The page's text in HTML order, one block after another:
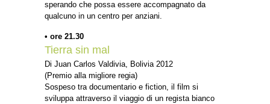
sperando che possa essere accompagnato da
qualcuno in un centro per anziani.
• ore 21.30
Tierra sin mal
Di Juan Carlos Valdivia, Bolivia 2012
(Premio alla migliore regia)
Sospeso tra documentario e fiction, il film si
sviluppa attraverso il viaggio di un regista bianco